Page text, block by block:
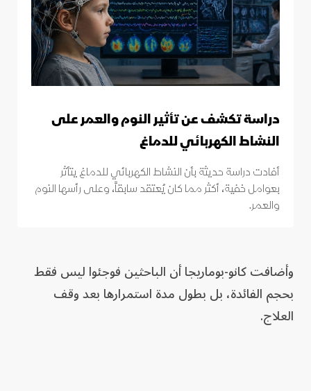
دراسة تكشف عن تأثير النوم والعمر على
النشاط الكهربائي للدماغ
أفادت دراسة حديثة بأن النشاط الكهربائي للدماغ يتأثر
بعوامل خفية، أكثر مما كان يُعتقد سابقاً، وعلى رأسها النوم
والعمر.
وأضافت كانو-بوماريجا أن الباحثين فوجئوا ليس فقط
بحجم الفائدة، بل بطول مدة استمرارها بعد وقف
العلاج.